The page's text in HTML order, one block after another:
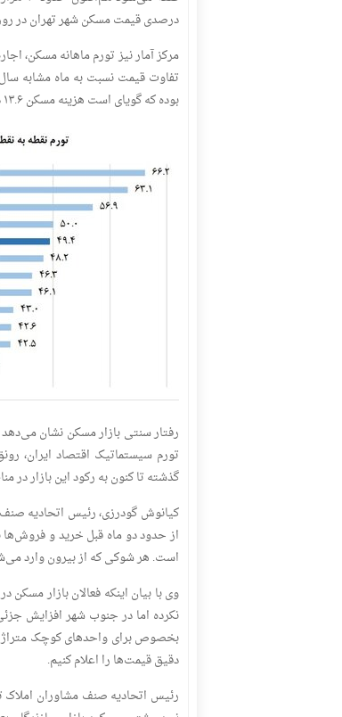
درصدی قیمت مسکن شهر تهران در
بوده که گویای است هزینه مسکن ۱۳.۶ درصد کمتر از هزینه سایر کالاها بوده است.
رفتار سنتی بازار مسکن نشان می‌دهد
تورم سیستماتیک اقتصاد ایران،
گذشته تا کنون به رکود این بازار
کیانوش گودرزی، رئیس اتحادیه
است. هر شوکی که از بیرون وارد
وی با بیان اینکه فعالان بازار
نکرده اما در جنوب شهر افزایش
بخصوص برای واحدهای کوچک متراژ
دقیق قیمت‌ها را اعلام کنیم.